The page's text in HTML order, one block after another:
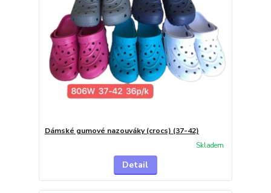
Dámské gumové nazouváky (crocs) (37-42)
Skladem
Detail